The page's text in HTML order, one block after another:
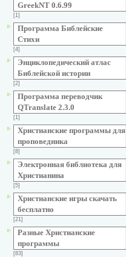
GreekNT 0.6.99
[1]
Программа Библейские
Cтихи
[4]
Энциклопедический атлас
Библейской истории
[2]
Программа переводчик
QTranslate 2.3.0
[1]
Христианские программы для
проповедника
[8]
Электронная библиотека для
Христианина
[5]
Христианские игры скачать
бесплатно
[21]
Разные Христианские
программы
[83]